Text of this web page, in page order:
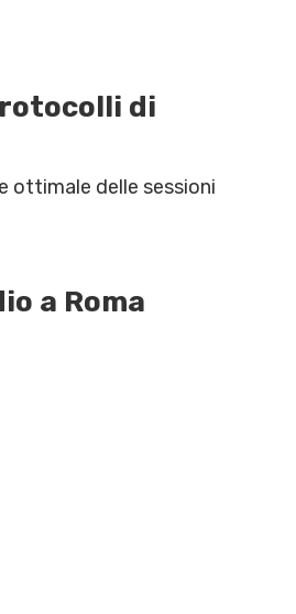
di
ottimale delle sessioni
a Roma